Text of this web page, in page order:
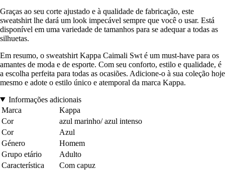
Graças ao seu corte ajustado e à qualidade de fabricação, este
sweatshirt lhe dará um look impecável sempre que você o usar. Está
disponível em uma variedade de tamanhos para se adequar a todas as
silhuetas.
Em resumo, o sweatshirt Kappa Caimali Swt é um must-have para os
amantes de moda e de esporte. Com seu conforto, estilo e qualidade, é
a escolha perfeita para todas as ocasiões. Adicione-o à sua coleção hoje
mesmo e adote o estilo único e atemporal da marca Kappa.
Informações adicionais
Marca
Kappa
Cor
azul marinho/ azul intenso
Cor
Azul
Género
Homem
Grupo etário
Adulto
Característica
Com capuz